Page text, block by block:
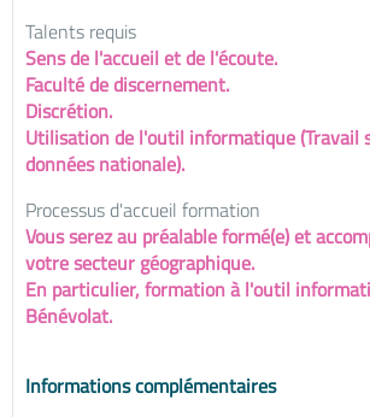
Talents requis
Sens de l'accueil et de l'écoute.
Faculté de discernement.
Discrétion.
Utilisation de l'outil informatique (Travail
données nationale).
Processus d'accueil formation
Vous serez au préalable formé(e) et
votre secteur géographique.
En particulier, formation à l'outil
Bénévolat.
Informations complémentaires